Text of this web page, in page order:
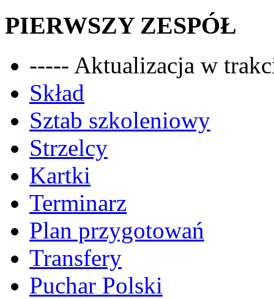
PIERWSZY ZESPÓŁ
----- Aktualizacja w
Skład
Sztab szkoleniowy
Strzelcy
Kartki
Terminarz
Plan przygotowań
Transfery
Puchar Polski